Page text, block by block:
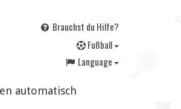
Brauchst du Hilfe?
Fußball
Language
automatisch